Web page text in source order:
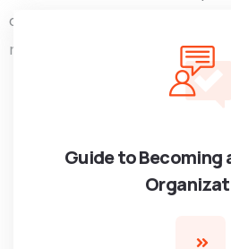
oportunidades internacionales
responsabilidad y planificación
Guide to Becoming